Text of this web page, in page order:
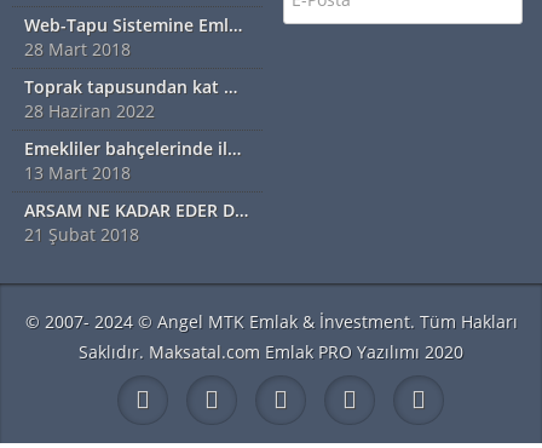
Web-Tapu Sistemine Emlakçılar da Eklendi
28 Mart 2018
Toprak tapusundan kat mülkiyetine geçiş nasıl olur?
28 Haziran 2022
Emekliler bahçelerinde ilk hasadı yaptı
13 Mart 2018
ARSAM NE KADAR EDER DİYORSANIZ EXSPER İÇİN BİZİ ARAYINIZ...!!!!!
21 Şubat 2018
© 2007- 2024 © Angel MTK Emlak & İnvestment. Tüm Hakları
Saklıdır. Maksatal.com Emlak PRO Yazılımı 2020